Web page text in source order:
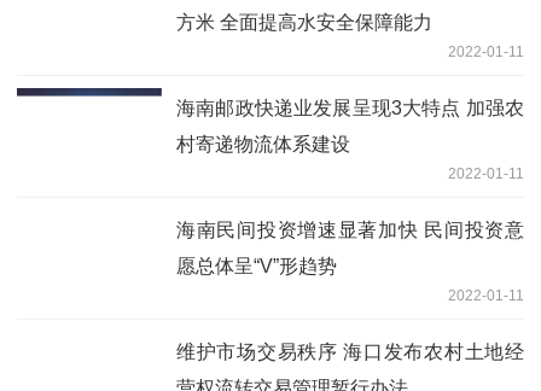
方米 全面提高水安全保障能力
2022-01-11
海南邮政快递业发展呈现3大特点 加强农
村寄递物流体系建设
2022-01-11
海南民间投资增速显著加快 民间投资意
愿总体呈“V”形趋势
2022-01-11
维护市场交易秩序 海口发布农村土地经